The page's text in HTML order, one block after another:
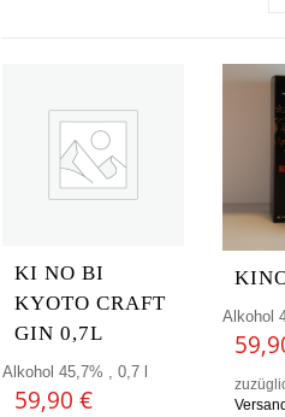
KI NO BI
KYOTO CRAFT
GIN 0,7L
Alkohol 45,7% , 0,7 l
59,90 €
Alkohol